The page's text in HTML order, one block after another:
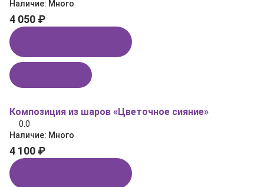
Наличие: Много
4 050 ₽
Композиция из шаров «Цветочное сияние»
0.0
Наличие: Много
4 100 ₽